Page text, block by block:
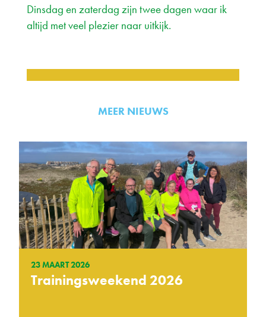
Dinsdag en zaterdag zijn twee dagen waar ik
altijd met veel plezier naar uitkijk.
MEER NIEUWS
23 MAART 2026
Trainingsweekend 2026